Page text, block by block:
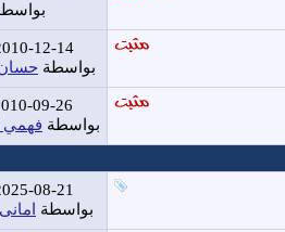
12-14
بواسطة
09-26
بواسطة فهمي
08-21
بواسطة